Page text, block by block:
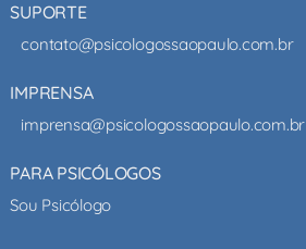
SUPORTE
contato@psicologossaopaulo.com.br
IMPRENSA
imprensa@psicologossaopaulo.com.br
PARA PSICÓLOGOS
Sou Psicólogo